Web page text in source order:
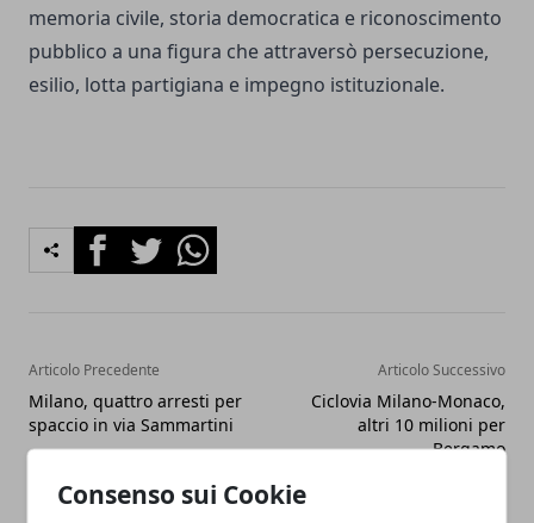
Consenso sui Cookie
memoria civile, storia democratica e riconoscimento
pubblico a una figura che attraversò persecuzione,
esilio, lotta partigiana e impegno istituzionale.
FacebookTwitterWhatsapp
Articolo Precedente
Milano, quattro arresti per
spaccio in via Sammartini
Articolo Successivo
Ciclovia Milano-Monaco,
altri 10 milioni per
Bergamo